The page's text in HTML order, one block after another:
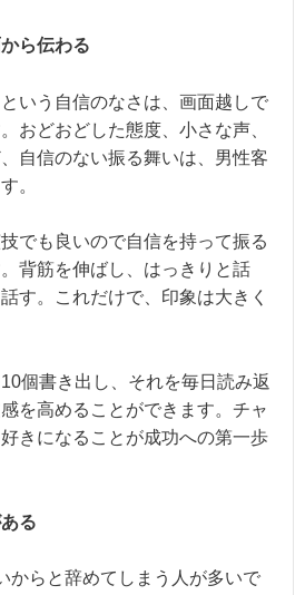
ら伝わる
という自信のなさは、画面越しで
おどおどした態度、小さな声、
自信のない振る舞いは、男性客
。
でも良いので自信を持って振る
背筋を伸ばし、はっきりと話
す。これだけで、印象は大きく
個書き出し、それを毎日読み返
を高めることができます。チャ
きになることが成功への第一歩
る
からと辞めてしまう人が多いで